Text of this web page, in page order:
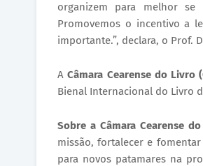
organizem para melhor
Promovemos o incentivo a
importante.”, declara, o Prof.
ACâmara Cearense do Livro
Bienal Internacional do Livro
Sobre a Câmara Cearense
missão, fortalecer e
para novos patamares na